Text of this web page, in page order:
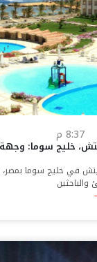
8:37 م
خليج سوما:
في خليج سوما بمصر،
والباحثين